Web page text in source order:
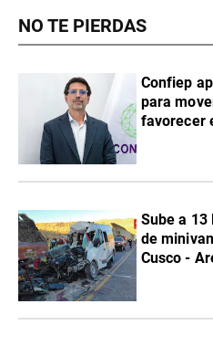
NO TE PIERDAS
Confiep
para
favorecer
Sube a
de
Cusco -